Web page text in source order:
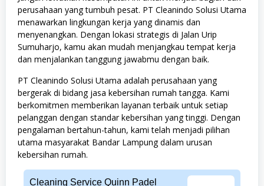
perusahaan yang tumbuh pesat. PT Cleanindo Solusi Utama
menawarkan lingkungan kerja yang dinamis dan
menyenangkan. Dengan lokasi strategis di Jalan Urip
Sumuharjo, kamu akan mudah menjangkau tempat kerja
dan menjalankan tanggung jawabmu dengan baik.
PT Cleanindo Solusi Utama adalah perusahaan yang
bergerak di bidang jasa kebersihan rumah tangga. Kami
berkomitmen memberikan layanan terbaik untuk setiap
pelanggan dengan standar kebersihan yang tinggi. Dengan
pengalaman bertahun-tahun, kami telah menjadi pilihan
utama masyarakat Bandar Lampung dalam urusan
kebersihan rumah.
Cleaning Service Quinn Padel